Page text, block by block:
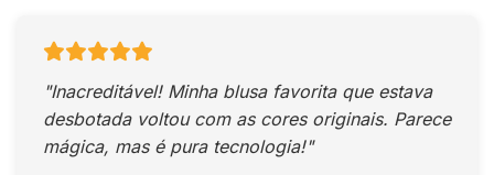
"Inacreditável! Minha blusa favorita que estava
desbotada voltou com as cores originais. Parece
mágica, mas é pura tecnologia!"